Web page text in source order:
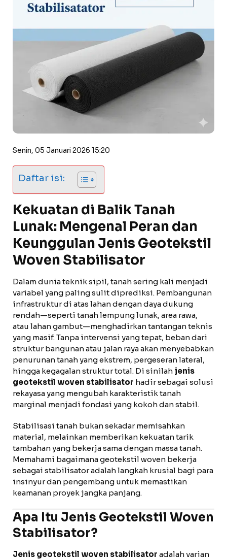
Senin, 05 Januari 2026 15:20
Daftar isi:
Kekuatan di Balik Tanah
Lunak: Mengenal Peran dan
Keunggulan Jenis Geotekstil
Woven Stabilisator
Dalam dunia teknik sipil, tanah sering kali menjadi
variabel yang paling sulit diprediksi. Pembangunan
infrastruktur di atas lahan dengan daya dukung
rendah—seperti tanah lempung lunak, area rawa,
atau lahan gambut—menghadirkan tantangan teknis
yang masif. Tanpa intervensi yang tepat, beban dari
struktur bangunan atau jalan raya akan menyebabkan
penurunan tanah yang ekstrem, pergeseran lateral,
hingga kegagalan struktur total. Di sinilah jenis
geotekstil woven stabilisator hadir sebagai solusi
rekayasa yang mengubah karakteristik tanah
marginal menjadi fondasi yang kokoh dan stabil.
Stabilisasi tanah bukan sekadar memisahkan
material, melainkan memberikan kekuatan tarik
tambahan yang bekerja sama dengan massa tanah.
Memahami bagaimana geotekstil woven bekerja
sebagai stabilisator adalah langkah krusial bagi para
insinyur dan pengembang untuk memastikan
keamanan proyek jangka panjang.
Apa Itu Jenis Geotekstil Woven
Stabilisator?
Jenis geotekstil woven stabilisator adalah varian